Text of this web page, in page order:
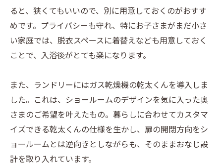
ると、狭くてもいいので、別に用意しておくのがおすす
めです。プライバシーも守れ、特にお子さまがまだ小さ
い家庭では、脱衣スペースに着替えなども用意しておく
ことで、入浴後がとても楽になります。
また、ランドリーにはガス乾燥機の乾太くんを導入しま
した。これは、ショールームのデザインを気に入った奥
さまのご希望を叶えたもの。暮らしに合わせてカスタマ
イズできる乾太くんの仕様を生かし、扉の開閉方向をシ
ョールームとは逆向きとしながらも、そのままおなじ設
計を取り入れています。